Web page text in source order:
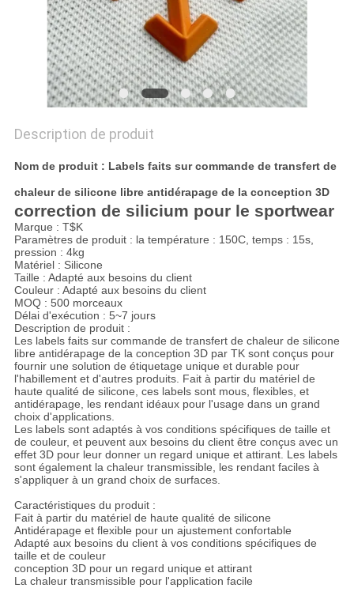
Description de produit
Nom de produit : Labels faits sur commande de transfert de
chaleur de silicone libre antidérapage de la conception 3D
correction de silicium pour le sportwear
Marque : T$K
Paramètres de produit : la température : 150C, temps : 15s,
pression : 4kg
Matériel : Silicone
Taille : Adapté aux besoins du client
Couleur : Adapté aux besoins du client
MOQ : 500 morceaux
Délai d'exécution : 5~7 jours
Description de produit :
Les labels faits sur commande de transfert de chaleur de silicone
libre antidérapage de la conception 3D par TK sont conçus pour
fournir une solution de étiquetage unique et durable pour
l'habillement et d'autres produits. Fait à partir du matériel de
haute qualité de silicone, ces labels sont mous, flexibles, et
antidérapage, les rendant idéaux pour l'usage dans un grand
choix d'applications.
Les labels sont adaptés à vos conditions spécifiques de taille et
de couleur, et peuvent aux besoins du client être conçus avec un
effet 3D pour leur donner un regard unique et attirant. Les labels
sont également la chaleur transmissible, les rendant faciles à
s'appliquer à un grand choix de surfaces.
Caractéristiques du produit :
Fait à partir du matériel de haute qualité de silicone
Antidérapage et flexible pour un ajustement confortable
Adapté aux besoins du client à vos conditions spécifiques de
taille et de couleur
conception 3D pour un regard unique et attirant
La chaleur transmissible pour l'application facile